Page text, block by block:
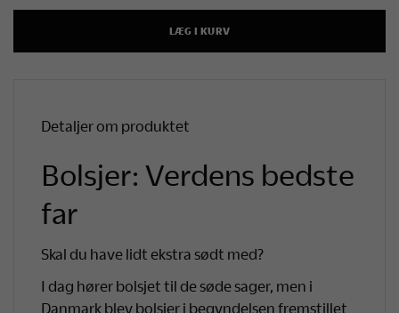
LÆG I KURV
Detaljer om produktet
Bolsjer: Verdens bedste
far
Skal du have lidt ekstra sødt med?
I dag hører bolsjet til de søde sager, men i
Danmark blev bolsjer i begyndelsen fremstillet